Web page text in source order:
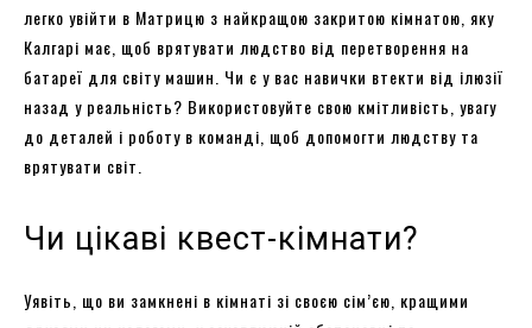
легко увійти в Матрицю з найкращою закритою кімнатою, яку
Калгарі має, щоб врятувати людство від перетворення на
батареї для світу машин. Чи є у вас навички втекти від ілюзії
назад у реальність? Використовуйте свою кмітливість, увагу
до деталей і роботу в команді, щоб допомогти людству та
врятувати світ.
Чи цікаві квест-кімнати?
Уявіть, що ви замкнені в кімнаті зі своєю сім’єю, кращими